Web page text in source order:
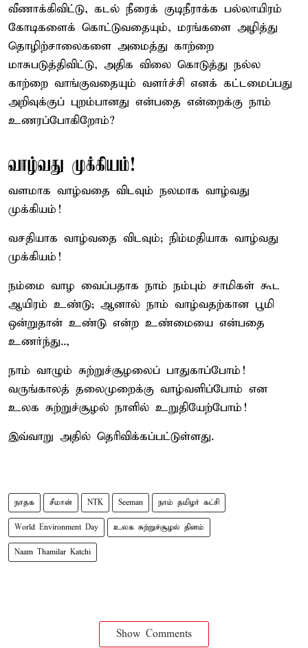
வீணாக்கிவிட்டு, கடல் நீரைக் குடிநீராக்க பல்லாயிரம்
கோடிகளைக் கொட்டுவதையும், மரங்களை அழித்து
தொழிற்சாலைகளை அமைத்து காற்றை
மாசுபடுத்திவிட்டு, அதிக விலை கொடுத்து நல்ல
காற்றை வாங்குவதையும் வளர்ச்சி எனக் கட்டமைப்பது
அறிவுக்குப் புறம்பானது என்பதை என்றைக்கு நாம்
உணரப்போகிறோம்?
வாழ்வது முக்கியம்!
வளமாக வாழ்வதை விடவும் நலமாக வாழ்வது
முக்கியம்!
வசதியாக வாழ்வதை விடவும்; நிம்மதியாக வாழ்வது
முக்கியம்!
நம்மை வாழ வைப்பதாக நாம் நம்பும் சாமிகள் கூட
ஆயிரம் உண்டு; ஆனால் நாம் வாழ்வதற்கான பூமி
ஒன்றுதான் உண்டு என்ற உண்மையை என்பதை
உணர்ந்து..,
நாம் வாழும் சுற்றுச்சூழலைப் பாதுகாப்போம்!
வருங்காலத் தலைமுறைக்கு வாழ்வளிப்போம் என
உலக சுற்றுச்சூழல் நாளில் உறுதியேற்போம்!
இவ்வாறு அதில் தெரிவிக்கப்பட்டுள்ளது.
நாதக சீமான் NTK Seeman நாம் தமிழர் கட்சி
World Environment Day உலக சுற்றுச்சூழல் தினம்
Naam Thamilar Katchi
Show Comments